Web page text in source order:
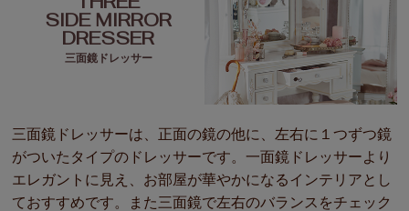
SIDE MIRROR
DRESSER
三面鏡ドレッサー
三面鏡ドレッサーは、正面の鏡の他に、左右に１つずつ鏡
がついたタイプのドレッサーです。一面鏡ドレッサーより
エレガントに見え、お部屋が華やかになるインテリアとし
ておすすめです。また三面鏡で左右のバランスをチェック